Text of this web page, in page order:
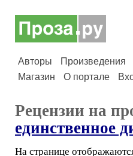
Авторы Произведения
Магазин
О портале
Рецензии на
единственное
На странице